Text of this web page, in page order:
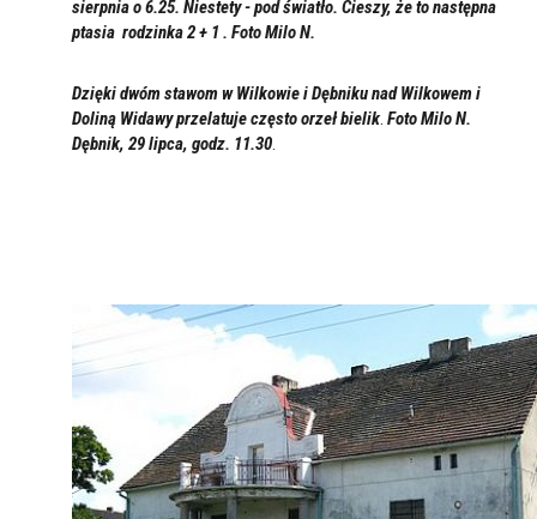
sierpnia o 6.25. Niestety - pod światło. Cieszy, że to następna
ptasia rodzinka 2 + 1 . Foto Milo N.
Dzięki dwóm stawom w Wilkowie i Dębniku nad Wilkowem i
Doliną Widawy przelatuje częstoorzeł bielik. Foto Milo N.
Dębnik, 29 lipca, godz. 11.30.